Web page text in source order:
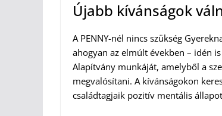
Újabb kívánságok
A PENNY-nél nincs szükség
ahogyan az elmúlt években – idén
Alapítvány munkáját, amelyből a
megvalósítani. A kívánságokon
családtagjaik pozitív mentális